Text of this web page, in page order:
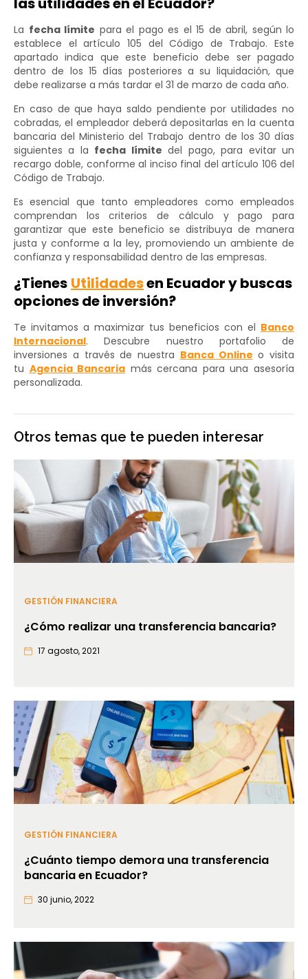
La fecha límite para el pago es el 15 de abril, según lo
establece el artículo 105 del Código de Trabajo. Este
apartado indica que este beneficio debe ser pagado
dentro de los 15 días posteriores a su liquidación, que
debe realizarse a más tardar el 31 de marzo de cada año.
En caso de que haya saldo pendiente por utilidades no
cobradas, el empleador deberá depositarlas en la cuenta
bancaria del Ministerio del Trabajo dentro de los 30 días
siguientes a la fecha límite del pago, para evitar un
recargo doble, conforme al inciso final del artículo 106 del
Código de Trabajo.
Es esencial que tanto empleadores como empleados
comprendan los criterios de cálculo y pago para
garantizar que este beneficio se distribuya de manera
justa y conforme a la ley, promoviendo un ambiente de
confianza y responsabilidad dentro de las empresas.
¿Tienes Utilidadesen Ecuador y buscas
opciones de inversión?
Te invitamos a maximizar tus beneficios con el Banco
Internacional. Descubre nuestro portafolio de
inversiones a través de nuestra Banca Online o visita
tu Agencia Bancaria más cercana para una asesoría
personalizada.
Otros temas que te pueden interesar
GESTIÓN FINANCIERA
¿Cómo realizar una transferencia bancaria?
17 agosto, 2021
GESTIÓN FINANCIERA
¿Cuánto tiempo demora una transferencia
bancaria en Ecuador?
30 junio, 2022